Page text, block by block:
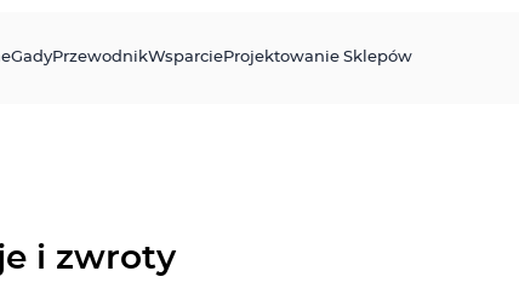
GadyPrzewodnikWsparcieProjektowanie Sklepów
i zwroty